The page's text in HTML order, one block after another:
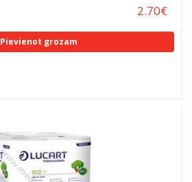
2.70€
Pievienot grozam